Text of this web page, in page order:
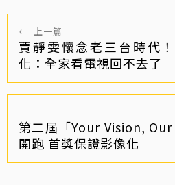
← 上一篇
賈靜雯懷念老三台時代
化：全家看電視回不去了
第二屆「Your Vision,
開跑 首獎保證影像化